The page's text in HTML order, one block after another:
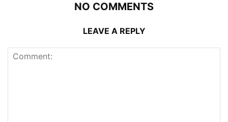
NO COMMENTS
LEAVE A REPLY